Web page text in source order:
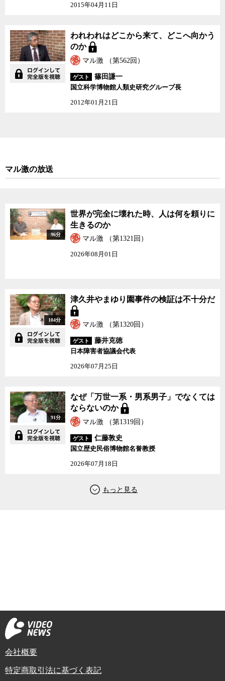
1メートルの巨木を切り倒すためには、6日を要したそうだ。無論、
たことは言うまでもない。
新しい御代を迎えた日本は、歴史上初めて人口減少のフェーズに
入る。3万8千年前に日本に最初の人類が降り立って以来、初めての
経験だ。そうした中で日本は今後、移民の受け入れの是非を真剣に
議論する必要が出てくるだろう。長らく他民族の移民を受け入れず
むを得ないことかもしれない。しかし、一歩引いて長いスパンで日
論した。
2015年04月11日
われわれはどこから来
て、どこへ向かうのか
われわれはどこから来て、どこへ向かう
のか
マル激 （第562回）
ゲスト
篠田謙一
国立科学博物館人類史研究グループ長
2012年01月21日
マル激の放送
96分
世界が完全に壊れた時、人は何を頼りに
生きるのか
マル激 （第1321回）
2026年08月01日
104分
津久井やまゆり園事件の検証は不十分だ
マル激 （第1320回）
ゲスト
藤井克徳
日本障害者協議会代表
2026年07月25日
91分
なぜ「万世一系・男系男子」でなくては
ならないのか
マル激 （第1319回）
ゲスト
仁藤敦史
国立歴史民俗博物館名誉教授
2026年07月18日
会社概要
特定商取引法に基づく表記